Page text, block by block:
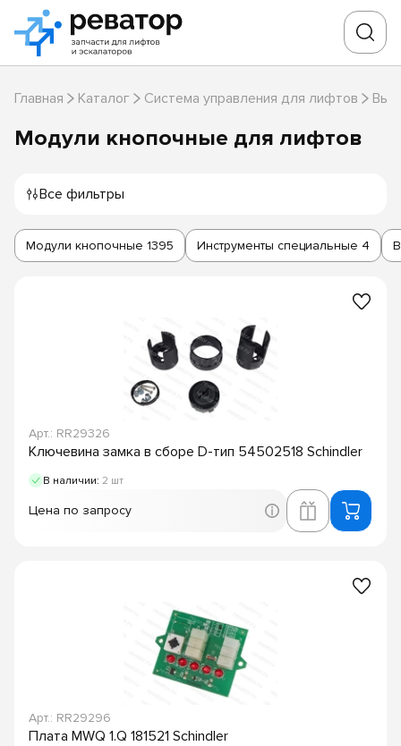
Главная Каталог Система управления для лифтов
Модули кнопочные для лифтов
Все фильтры
Модули кнопочные 1395 Инструменты специальные 4
Арт.: RR29326
Ключевина замка в сборе D-тип 54502518 Schindler
В наличии: 2 шт
Цена по запросу
Арт.: RR29296
Плата MWQ 1.Q 181521 Schindler